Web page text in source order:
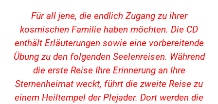
Für all jene, die endlich Zugang zu ihrer
kosmischen Familie haben möchten. Die CD
enthält Erläuterungen sowie eine vorbereitende
Übung zu den folgenden Seelenreisen. Während
die erste Reise Ihre Erinnerung an Ihre
Sternenheimat weckt, führt die zweite Reise zu
einem Heiltempel der Plejader. Dort werden die